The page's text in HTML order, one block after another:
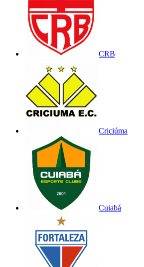
CRB
Criciúma
Cuiabá